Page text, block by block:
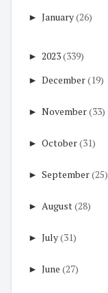
► January(26)
► 2023(339)
► December(19)
► November(33)
► October(31)
► September(25)
► August(28)
► July(31)
► June (27)